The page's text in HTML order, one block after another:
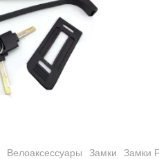
Велоаксессуары Замки Замки